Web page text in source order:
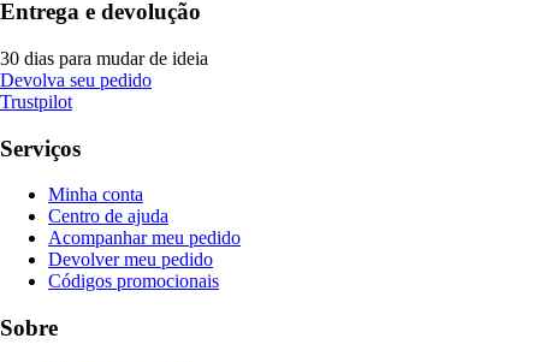
Entrega e devolução
30 dias para mudar de ideia
Devolva seu pedido
Trustpilot
Serviços
Minha conta
Centro de ajuda
Acompanhar meu pedido
Devolver meu pedido
Códigos promocionais
Sobre